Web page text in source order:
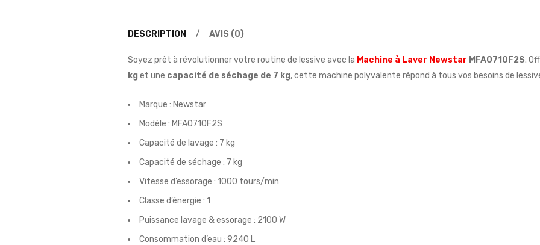
DESCRIPTION AVIS (0)
Soyez prêt à révolutionner votre routine de lessive avec la Machine à Laver Newstar MFA0710F2S.
kg et une capacité de séchage de 7 kg, cette machine polyvalente répond à tous vos besoins de
Marque : Newstar
Modèle : MFA0710F2S
Capacité de lavage : 7 kg
Capacité de séchage : 7 kg
Vitesse d’essorage : 1000 tours/min
Classe d’énergie : 1
Puissance lavage & essorage : 2100 W
Consommation d’eau : 9240 L